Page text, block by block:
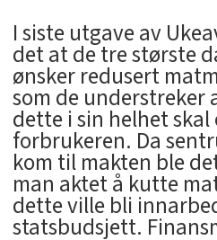
I siste utgave av
det at de tre største
ønsker redusert
som de understreker
dette i sin helhet
forbrukeren. Da
kom til makten ble
man aktet å kutte
dette ville bli
statsbudsjett.